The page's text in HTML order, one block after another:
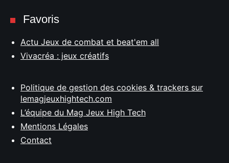
Favoris
Actu Jeux de combat et beat'em all
Vivacréa : jeux créatifs
Politique de gestion des cookies & trackers sur
lemagjeuxhightech.com
L’équipe du Mag Jeux High Tech
Mentions Légales
Contact